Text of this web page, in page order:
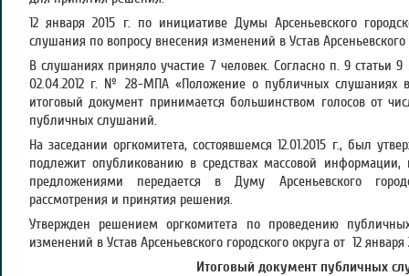
12 января 2015 г. по инициативе Думы Арсеньевского
слушания по вопросу внесения изменений в Устав Арсеньевского
В слушаниях приняло участие 7 человек. Согласно п. 9 статьи
02.04.2012 г. № 28-МПА «Положение о публичных слушаниях в
итоговый документ принимается большинством голосов от
публичных слушаний.
На заседании оргкомитета, состоявшемся 12.01.2015 г., был
подлежит опубликованию в средствах массовой
предложениями передается в Думу Арсеньевского
рассмотрения и принятия решения.
Утвержден решением оргкомитета по проведению
изменений в Устав Арсеньевского городского округа от 12 января
Итоговый документ публичных